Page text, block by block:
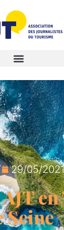
29/05/2021
Seine